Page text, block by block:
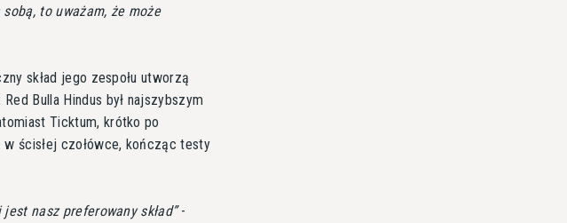
to uważam, że może
skład jego zespołu utworzą
Bulla Hindus był najszybszym
Ticktum, krótko po
w ścisłej czołówce, kończąc testy
nasz preferowany skład -